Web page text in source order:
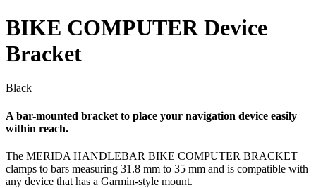
BIKE COMPUTER Device
Bracket
Black
A bar-mounted bracket to place your navigation device easily
within reach.
The MERIDA HANDLEBAR BIKE COMPUTER BRACKET
clamps to bars measuring 31.8 mm to 35 mm and is compatible with
any device that has a Garmin-style mount.